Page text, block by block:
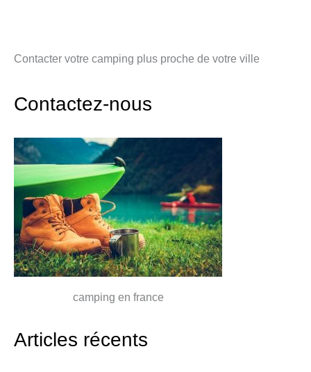
Contacter votre camping plus proche de votre ville
Contactez-nous
camping en france
Articles récents